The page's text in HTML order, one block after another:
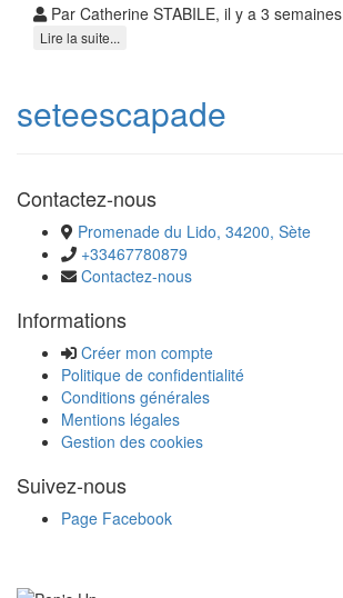
Par Catherine STABILE, il y a 3 semaines
Lire la suite...
seteescapade
Contactez-nous
Promenade du Lido, 34200, Sète
+33467780879
Contactez-nous
Informations
Créer mon compte
Politique de confidentialité
Conditions générales
Mentions légales
Gestion des cookies
Suivez-nous
Page Facebook